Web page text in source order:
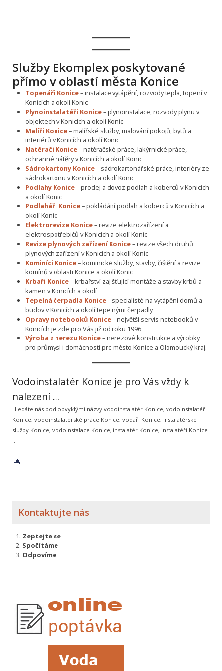
Služby Ekomplex poskytované
přímo v oblastí města Konice
Topenáři Konice– instalace vytápění, rozvody tepla, topení v
Konicích a okolí Konic
Plynoinstalatéři Konice– plynoinstalace, rozvody plynu v
objektech v Konicích a okolí Konic
Malíři Konice– malířské služby, malování pokojů, bytů a
interiérů v Konicích a okolí Konic
Natěrači Konice– natěračské práce, lakýrnické práce,
ochranné nátěry v Konicích a okolí Konic
Sádrokartony Konice– sádrokartonářské práce, interiéry ze
sádrokartonu v Konicích a okolí Konic
Podlahy Konice– prodej a dovoz podlah a koberců v Konicích
a okolí Konic
Podlaháři Konice– pokládání podlah a koberců v Konicích a
okolí Konic
Elektrorevize Konice– revize elektrozařízení a
elektrospotřebičů v Konicích a okolí Konic
Revize plynových zařízení Konice– revize všech druhů
plynových zařízení v Konicích a okolí Konic
Kominíci Konice– kominické služby, stavby, čištění a revize
komínů v oblasti Konice a okolí Konic
Krbaři Konice– krbařství zajišťující montáže a stavby krbů a
kamen v Konicích a okolí
Tepelná čerpadla Konice– specialisté na vytápění domů a
budov v Konicích a okolí tepelnými čerpadly
Opravy notebooků Konice– největší servis notebooků v
Konicích je zde pro Vás již od roku 1996
Výroba z nerezu Konice– nerezové konstrukce a výrobky
pro průmysl i domácnosti pro město Konice a Olomoucký kraj.
Vodoinstalatér Konice je pro Vás vždy k
nalezení …
Hledáte nás pod obvyklými názvy vodoinstalatér Konice, vodoinstalatéři
Konice, vodoinstalatérské práce Konice, vodaři Konice, instalatérské
služby Konice, vodoinstalace Konice, instalatér Konice, instalatéři Konice
Kontaktujte nás
Zeptejte se
Spočítáme
Odpovíme